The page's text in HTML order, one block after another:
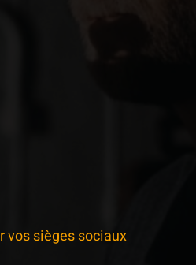
vos sièges sociaux